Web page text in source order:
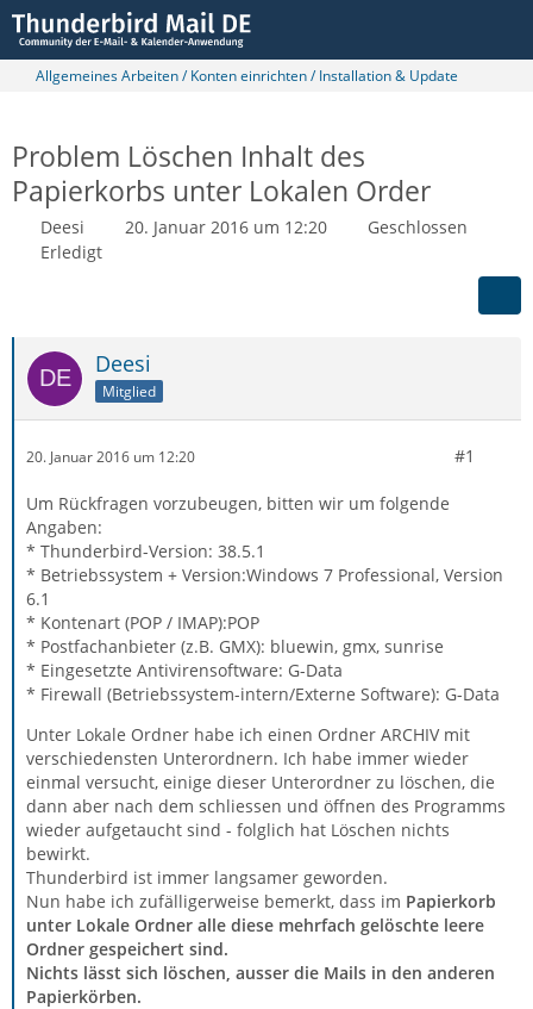
Allgemeines Arbeiten / Konten einrichten / Installation & Update
Problem Löschen Inhalt des
Papierkorbs unter Lokalen Order
Deesi 20. Januar 2016 um 12:20
Geschlossen
Erledigt
Deesi
Mitglied
20. Januar 2016 um 12:20 #1
Um Rückfragen vorzubeugen, bitten wir um folgende
Angaben:
* Thunderbird-Version: 38.5.1
* Betriebssystem + Version:Windows 7 Professional, Version
6.1
* Kontenart (POP / IMAP):POP
* Postfachanbieter (z.B. GMX): bluewin, gmx, sunrise
* Eingesetzte Antivirensoftware: G-Data
* Firewall (Betriebssystem-intern/Externe Software): G-Data
Unter Lokale Ordner habe ich einen Ordner ARCHIV mit
verschiedensten Unterordnern. Ich habe immer wieder
einmal versucht, einige dieser Unterordner zu löschen, die
dann aber nach dem schliessen und öffnen des Programms
wieder aufgetaucht sind - folglich hat Löschen nichts
bewirkt.
Thunderbird ist immer langsamer geworden.
Nun habe ich zufälligerweise bemerkt, dass im Papierkorb
unter Lokale Ordner alle diese mehrfach gelöschte leere
Ordner gespeichert sind.
Nichts lässt sich löschen, ausser die Mails in den anderen
Papierkörben.